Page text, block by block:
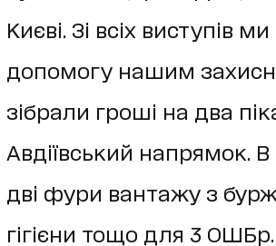
Києві. Зі всіх виступів
допомогу нашим
зібрали гроші на два
Авдіївський напрямок.
дві фури вантажу з
гігієни тощо для 3